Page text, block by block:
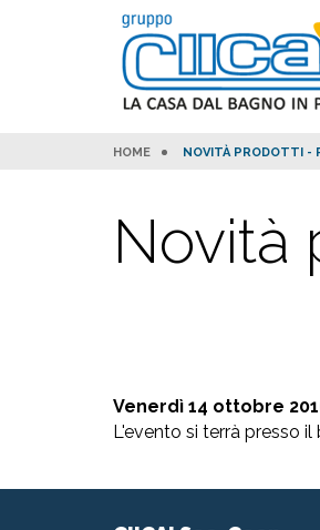
HOME NOVITÀ PRODOTTI -
Novità
Venerdì 14 ottobre
L'evento si terrà presso